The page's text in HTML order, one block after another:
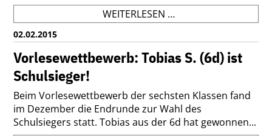
WEITERLESEN …GDG
IST
"WEITERFÜHRENDE
SCHULE
MIT
UND
SCHWERPUNKT"
02.02.2015
Vorlesewettbewerb: Tobias S. (6d) ist
Schulsieger!
Beim Vorlesewettbewerb der sechsten Klassen fand
im Dezember die Endrunde zur Wahl des
Schulsiegers statt. Tobias aus der 6d hat gewonnen...